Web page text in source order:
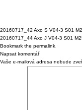
20160717_42 Axo S V04-3 S01
20160717_44 Axo J V04-3 S01
Bookmark the permalink
Napsat komentář
Vaše e-mailová adresa nebude